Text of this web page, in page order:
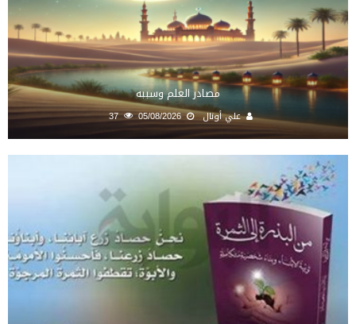
مصادر العلم وسببه
علي أونال 05/08/2026
37